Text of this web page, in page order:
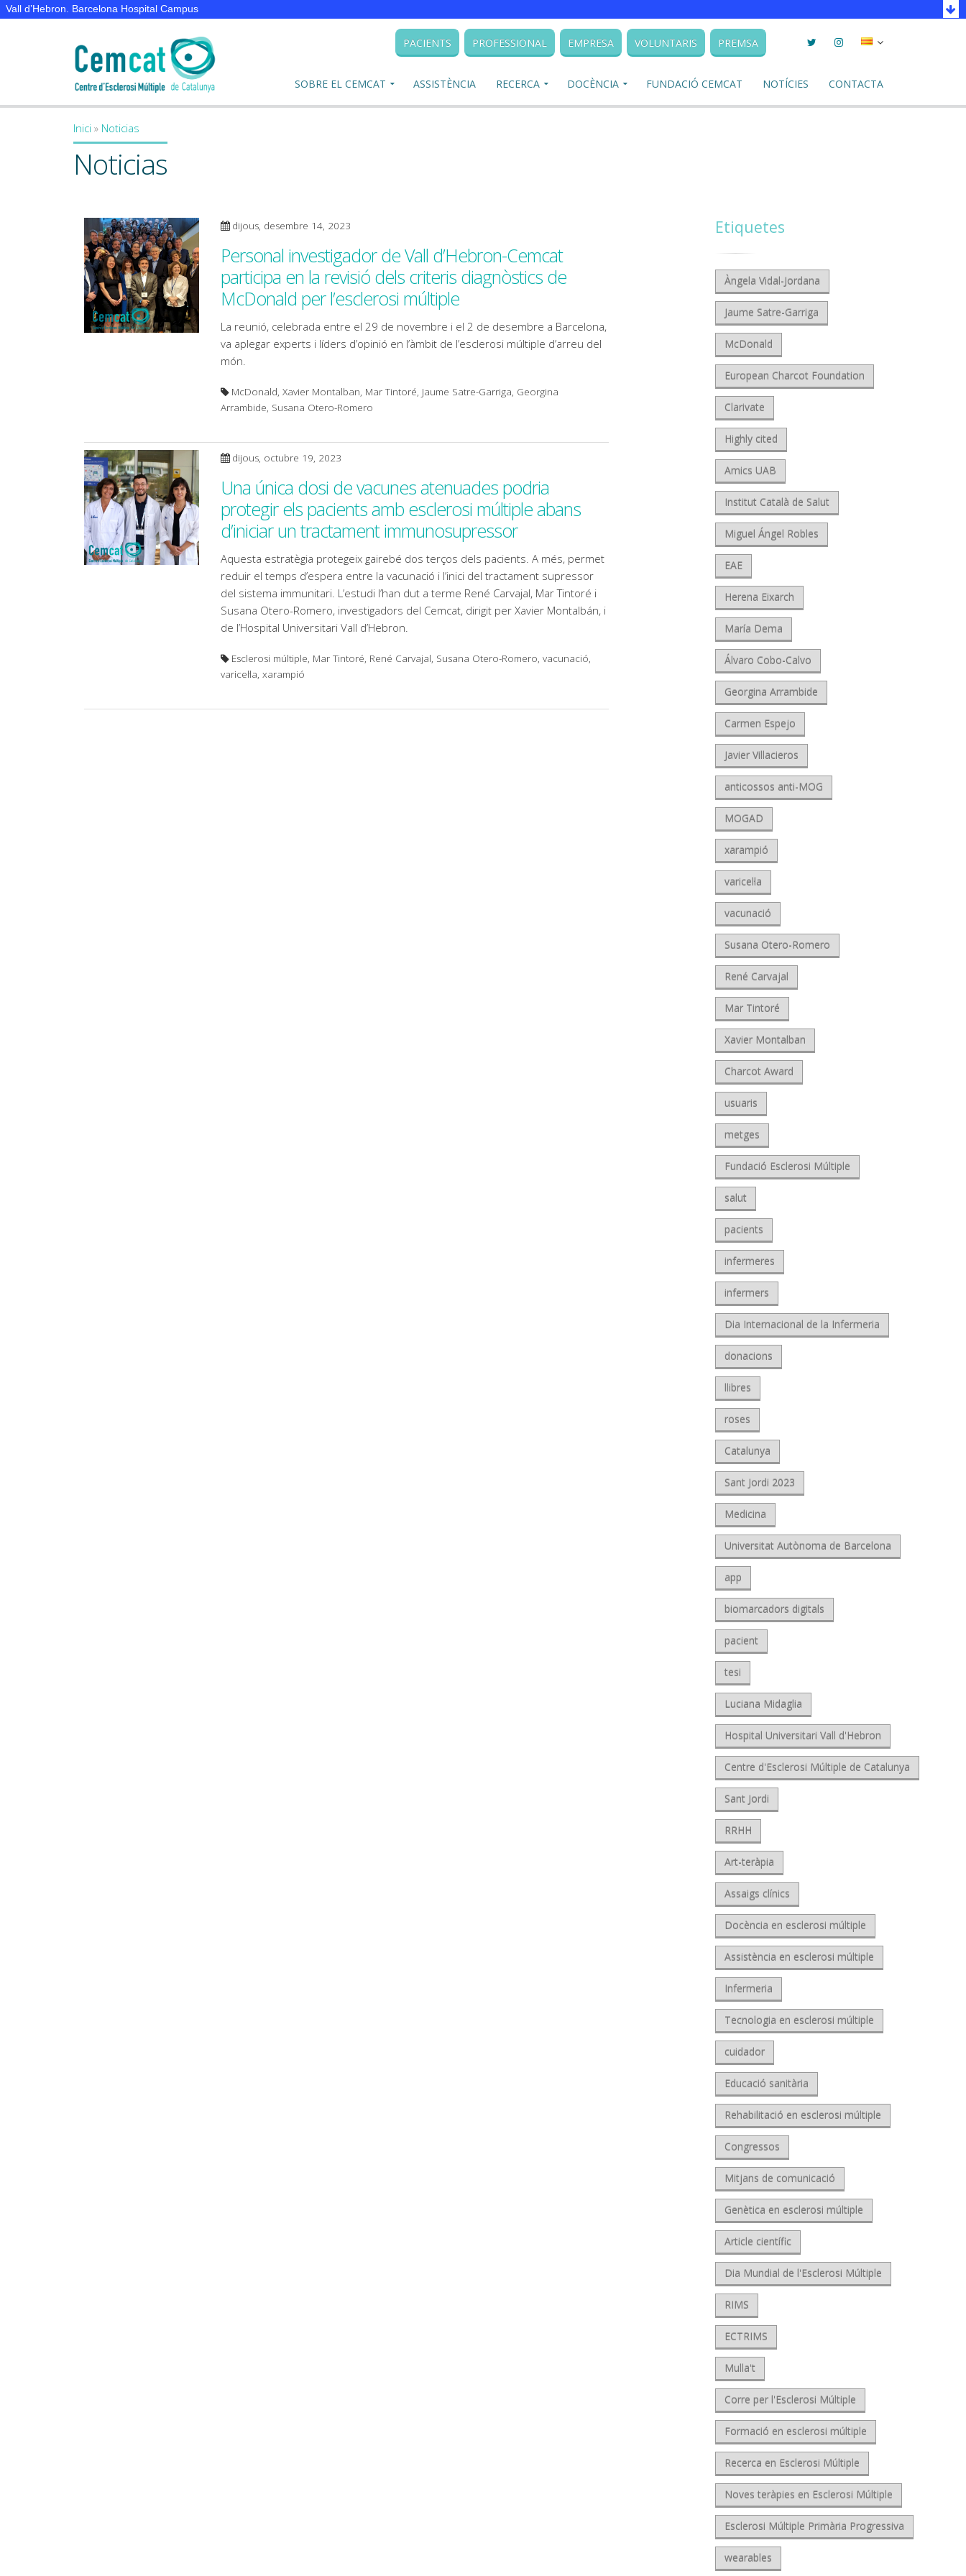
Vall d’Hebron. Barcelona Hospital Campus
PACIENTS PROFESSIONAL EMPRESA VOLUNTARIS PREMSA TwitterInstagramSeleccionar
SOBRE EL CEMCAT
ASSISTÈNCIA RECERCA DOCÈNCIA FUNDACIÓ CEMCAT NOTÍCIES CONTACTA
You are here
Inici » Noticias
Noticias
dijous, desembre 14, 2023
Personal investigador de Vall d’Hebron-Cemcat
participa en la revisió dels criteris diagnòstics de
McDonald per l’esclerosi múltiple
La reunió, celebrada entre el 29 de novembre i el 2 de desembre a Barcelona,
va aplegar experts i líders d’opinió en l’àmbit de l’esclerosi múltiple d’arreu del
món.
McDonald, Xavier Montalban, Mar Tintoré, Jaume Satre-Garriga, Georgina
Arrambide, Susana Otero-Romero
dijous, octubre 19, 2023
Una única dosi de vacunes atenuades podria
protegir els pacients amb esclerosi múltiple abans
d’iniciar un tractament immunosupressor
Aquesta estratègia protegeix gairebé dos terços dels pacients. A més, permet
reduir el temps d’espera entre la vacunació i l’inici del tractament supressor
del sistema immunitari. L’estudi l’han dut a terme René Carvajal, Mar Tintoré i
Susana Otero-Romero, investigadors del Cemcat, dirigit per Xavier Montalbán, i
de l’Hospital Universitari Vall d’Hebron.
Esclerosi múltiple, Mar Tintoré, René Carvajal, Susana Otero-Romero, vacunació,
varicel·la, xarampió
Etiquetes
Àngela Vidal-Jordana
Jaume Satre-Garriga
McDonald
European Charcot Foundation
Clarivate
Highly cited
Amics UAB
Institut Català de Salut
Miguel Ángel Robles
EAE
Herena Eixarch
María Dema
Álvaro Cobo-Calvo
Georgina Arrambide
Carmen Espejo
Javier Villacieros
anticossos anti-MOG
MOGAD
xarampió
varicel·la
vacunació
Susana Otero-Romero
René Carvajal
Mar Tintoré
Xavier Montalban
Charcot Award
usuaris
metges
Fundació Esclerosi Múltiple
salut
pacients
infermeres
infermers
Dia Internacional de la Infermeria
donacions
llibres
roses
Catalunya
Sant Jordi 2023
Medicina
Universitat Autònoma de Barcelona
app
biomarcadors digitals
pacient
tesi
Luciana Midaglia
Hospital Universitari Vall d'Hebron
Centre d'Esclerosi Múltiple de Catalunya
Sant Jordi
RRHH
Art-teràpia
Assaigs clínics
Docència en esclerosi múltiple
Assistència en esclerosi múltiple
Infermeria
Tecnologia en esclerosi múltiple
cuidador
Educació sanitària
Rehabilitació en esclerosi múltiple
Congressos
Mitjans de comunicació
Genètica en esclerosi múltiple
Article científic
Dia Mundial de l'Esclerosi Múltiple
RIMS
ECTRIMS
Mulla't
Corre per l'Esclerosi Múltiple
Formació en esclerosi múltiple
Recerca en Esclerosi Múltiple
Noves teràpies en Esclerosi Múltiple
Esclerosi Múltiple Primària Progressiva
wearables